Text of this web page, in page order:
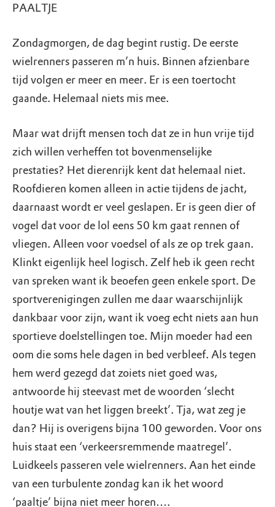
PAALTJE
Zondagmorgen, de dag begint rustig. De eerste
wielrenners passeren m’n huis. Binnen afzienbare
tijd volgen er meer en meer. Er is een toertocht
gaande. Helemaal niets mis mee.
Maar wat drijft mensen toch dat ze in hun vrije tijd
zich willen verheffen tot bovenmenselijke
prestaties? Het dierenrijk kent dat helemaal niet.
Roofdieren komen alleen in actie tijdens de jacht,
daarnaast wordt er veel geslapen. Er is geen dier of
vogel dat voor de lol eens 50 km gaat rennen of
vliegen. Alleen voor voedsel of als ze op trek gaan.
Klinkt eigenlijk heel logisch. Zelf heb ik geen recht
van spreken want ik beoefen geen enkele sport. De
sportverenigingen zullen me daar waarschijnlijk
dankbaar voor zijn, want ik voeg echt niets aan hun
sportieve doelstellingen toe. Mijn moeder had een
oom die soms hele dagen in bed verbleef. Als tegen
hem werd gezegd dat zoiets niet goed was,
antwoorde hij steevast met de woorden ‘slecht
houtje wat van het liggen breekt’. Tja, wat zeg je
dan? Hij is overigens bijna 100 geworden. Voor ons
huis staat een ‘verkeersremmende maatregel’.
Luidkeels passeren vele wielrenners. Aan het einde
van een turbulente zondag kan ik het woord
‘paaltje’ bijna niet meer horen….